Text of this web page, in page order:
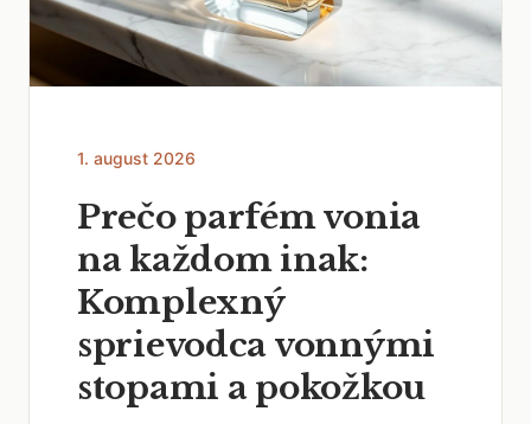
1. august 2026
Prečo parfém vonia
na každom inak:
Komplexný
sprievodca vonnými
stopami a pokožkou